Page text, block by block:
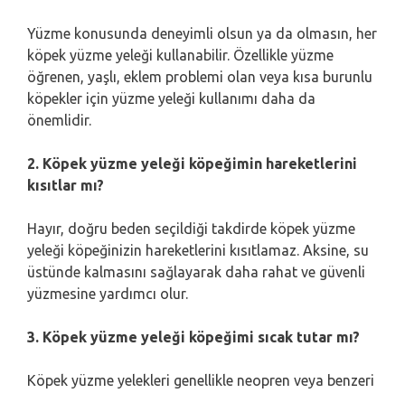
Yüzme konusunda deneyimli olsun ya da olmasın, her
köpek yüzme yeleği kullanabilir. Özellikle yüzme
öğrenen, yaşlı, eklem problemi olan veya kısa burunlu
köpekler için yüzme yeleği kullanımı daha da
önemlidir.
2. Köpek yüzme yeleği köpeğimin hareketlerini
kısıtlar mı?
Hayır, doğru beden seçildiği takdirde köpek yüzme
yeleği köpeğinizin hareketlerini kısıtlamaz. Aksine, su
üstünde kalmasını sağlayarak daha rahat ve güvenli
yüzmesine yardımcı olur.
3. Köpek yüzme yeleği köpeğimi sıcak tutar mı?
Köpek yüzme yelekleri genellikle neopren veya benzeri